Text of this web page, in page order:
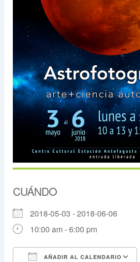
CUÁNDO
2018-05-03 - 2018-06-06
10:00 am - 6:00 pm
AÑADIR AL CALENDARIO